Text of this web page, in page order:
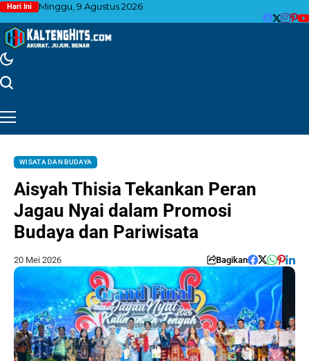
Hari Ini Minggu, 9 Agustus 2026
WISATA DAN BUDAYA
Aisyah Thisia Tekankan Peran
Jagau Nyai dalam Promosi
Budaya dan Pariwisata
20 Mei 2026 Bagikan